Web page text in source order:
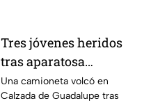
Tres jóvenes heridos
tras aparatosa
volcadura en Tepeyac
Una camioneta volcó en
Calzada de Guadalupe tras